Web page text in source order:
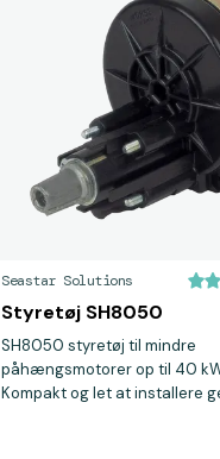
Seastar Solutions
Styretøj SH8050
SH8050 styretøj til mindre
påhængsmotorer op til 40
Kompakt og let at installere